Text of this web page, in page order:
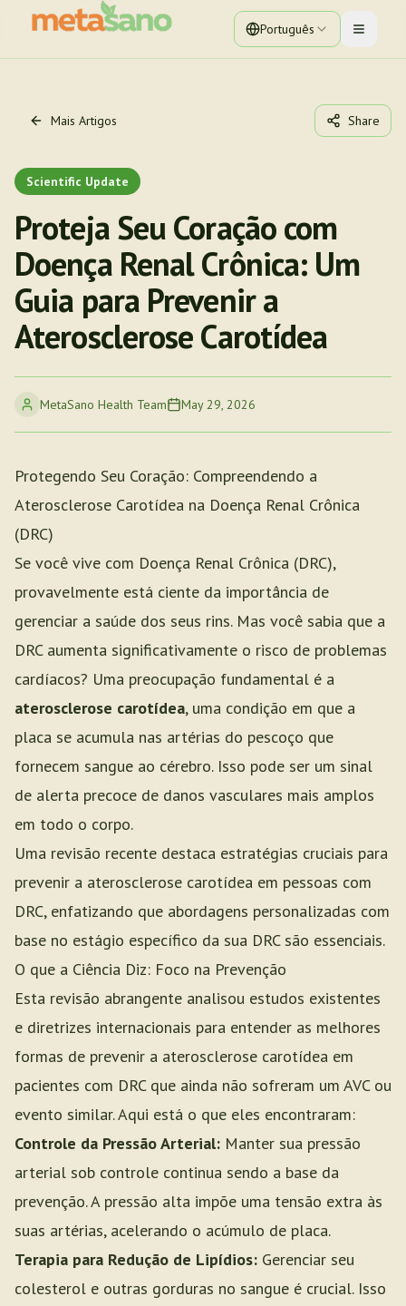
Português Toggle
Mais Artigos Share
Scientific Update
Proteja Seu Coração com
Doença Renal Crônica: Um
Guia para Prevenir a
Aterosclerose Carotídea
MetaSano Health Team May 29, 2026
Protegendo Seu Coração: Compreendendo a
Aterosclerose Carotídea na Doença Renal Crônica
(DRC)
Se você vive com Doença Renal Crônica (DRC),
provavelmente está ciente da importância de
gerenciar a saúde dos seus rins. Mas você sabia que a
DRC aumenta significativamente o risco de problemas
cardíacos? Uma preocupação fundamental é a
aterosclerose carotídea, uma condição em que a
placa se acumula nas artérias do pescoço que
fornecem sangue ao cérebro. Isso pode ser um sinal
de alerta precoce de danos vasculares mais amplos
em todo o corpo.
Uma revisão recente destaca estratégias cruciais para
prevenir a aterosclerose carotídea em pessoas com
DRC, enfatizando que abordagens personalizadas com
base no estágio específico da sua DRC são essenciais.
O que a Ciência Diz: Foco na Prevenção
Esta revisão abrangente analisou estudos existentes
e diretrizes internacionais para entender as melhores
formas de prevenir a aterosclerose carotídea em
pacientes com DRC que ainda não sofreram um AVC ou
evento similar. Aqui está o que eles encontraram:
Controle da Pressão Arterial: Manter sua pressão
arterial sob controle continua sendo a base da
prevenção. A pressão alta impõe uma tensão extra às
suas artérias, acelerando o acúmulo de placa.
Terapia para Redução de Lipídios: Gerenciar seu
colesterol e outras gorduras no sangue é crucial. Isso